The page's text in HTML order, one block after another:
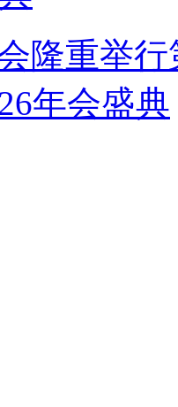
隆重举
年会盛典